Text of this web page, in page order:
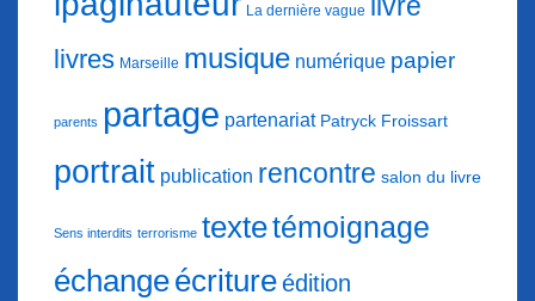
La dernière vague
livres Marseille musique numérique papier
parents partage partenariat Patryck Froissart
portrait publication rencontre salon du livre
Sens interdits terrorisme textetémoignage
échangeécritureédition